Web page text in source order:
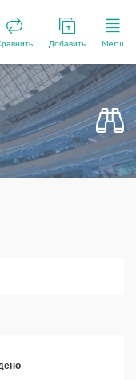
Добавить Menu